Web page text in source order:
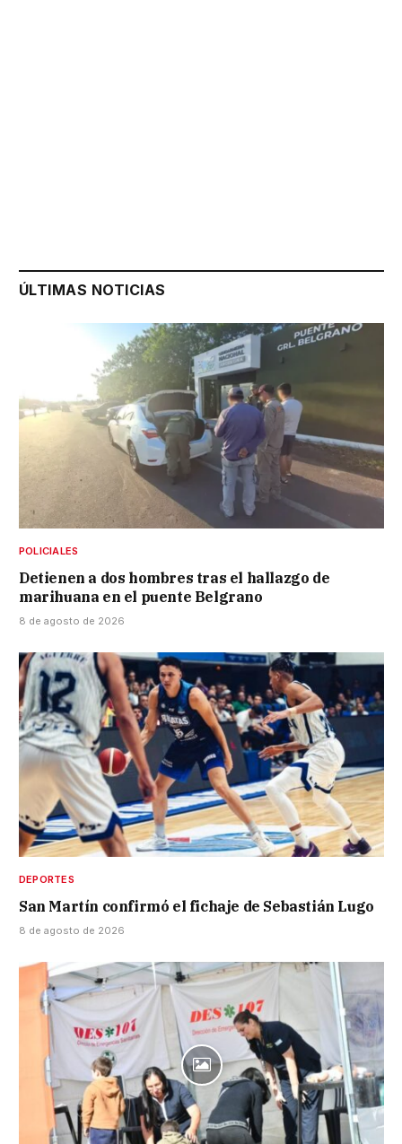
ÚLTIMAS NOTICIAS
POLICIALES
Detienen a dos hombres tras el hallazgo de
marihuana en el puente Belgrano
8 de agosto de 2026
DEPORTES
San Martín confirmó el fichaje de Sebastián Lugo
8 de agosto de 2026